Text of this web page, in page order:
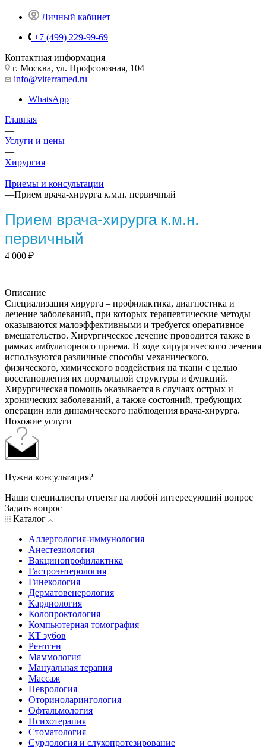
Личный кабинет
+7 (499) 229-99-69
Контактная информация
г. Москва, ул. Профсоюзная, 104
info@viterramed.ru
WhatsApp
Главная
—
Услуги и цены
—
Хирургия
—
Приемы и консультации
—Прием врача-хирурга к.м.н. первичный
Прием врача-хирурга к.м.н.
первичный
4 000 ₽
Описание
Специализация хирурга – профилактика, диагностика и
лечение заболеваний, при которых терапевтические методы
оказываются малоэффективными и требуется оперативное
вмешательство. Хирургическое лечение проводится также в
рамках амбулаторного приема. В ходе хирургического лечения
используются различные способы механического,
физического, химического воздействия на ткани с целью
восстановления их нормальной структуры и функций.
Хирургическая помощь оказывается в случаях острых и
хронических заболеваний, а также состояний, требующих
операции или динамического наблюдения врача-хирурга.
Похожие услуги
Нужна консультация?
Наши специалисты ответят на любой интересующий вопрос
Задать вопрос
Каталог
Аллергология-иммунология
Анестезиология
Вакцинопрофилактика
Гастроэнтерология
Гинекология
Дерматовенерология
Кардиология
Колопроктология
Компьютерная томография
КТ зубов
Рентген
Маммология
Мануальная терапия
Массаж
Неврология
Оториноларингология
Офтальмология
Психотерапия
Стоматология
Сурдология и слухопротезирование